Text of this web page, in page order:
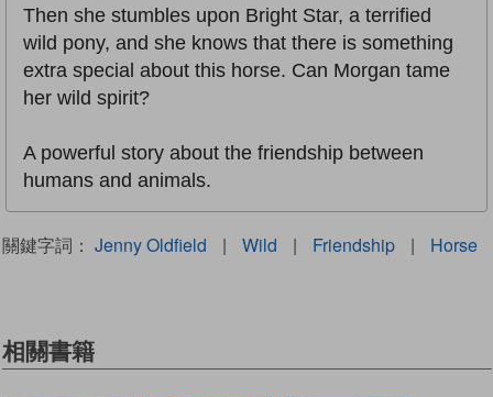
Then she stumbles upon Bright Star, a terrified
wild pony, and she knows that there is something
extra special about this horse. Can Morgan tame
her wild spirit?
A powerful story about the friendship between
humans and animals.
關鍵字詞： Jenny Oldfield | Wild | Friendship | Horse
相關書籍